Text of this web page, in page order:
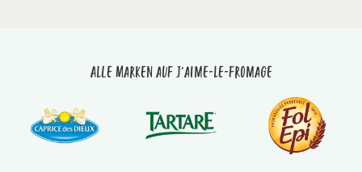
Alle Marken auf J'aime-le-fromage